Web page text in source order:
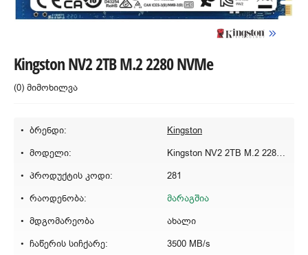
Kingston NV2 2TB M.2 2280 NVMe
(0) მიმოხილვა
ბრენდი:
Kingston
მოდელი:
Kingston NV2 2TB M.2 2280 NVMe
პროდუქტის კოდი:
281
რაოდენობა:
მარაგშია
მდგომარეობა
ახალი
ჩაწერის სიჩქარე:
3500 MB/s